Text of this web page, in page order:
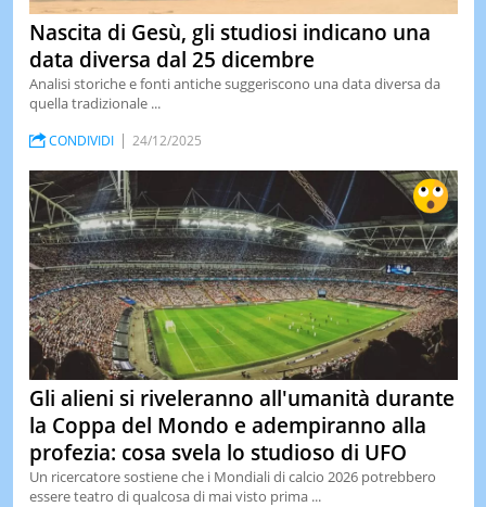
Nascita di Gesù, gli studiosi indicano una
data diversa dal 25 dicembre
Analisi storiche e fonti antiche suggeriscono una data diversa da
quella tradizionale ...
CONDIVIDI 24/12/2025
Gli alieni si riveleranno all'umanità durante
la Coppa del Mondo e adempiranno alla
profezia: cosa svela lo studioso di UFO
Un ricercatore sostiene che i Mondiali di calcio 2026 potrebbero
essere teatro di qualcosa di mai visto prima ...